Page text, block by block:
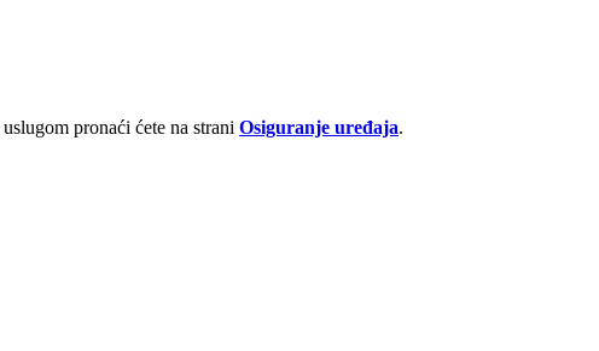
pronaći ćete na strani Osiguranje uređaja.